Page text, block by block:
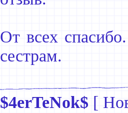
От всех
сестрам.
$4erTeNok$ [